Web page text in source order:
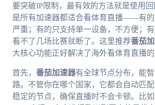
要突破IP限制，最有效的方法就是使用
是所有加速器都适合看体育直播——有的
严重；有的只支持单一设备，不方便；有
看不了几场比赛就断了。这里推荐番茄
大核心功能正好解决了海外看体育直播的
首先， 番茄加速器有全球节点分布，能
路。不管你在哪个国家，它都会自动匹
稳定的节点，确保直播时不会卡顿。比